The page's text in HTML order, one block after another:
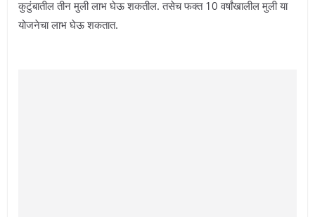
कुटुंबातील तीन मुली लाभ घेऊ शकतील. तसेच फक्त 10 वर्षांखालील मुली या
योजनेचा लाभ घेऊ शकतात.